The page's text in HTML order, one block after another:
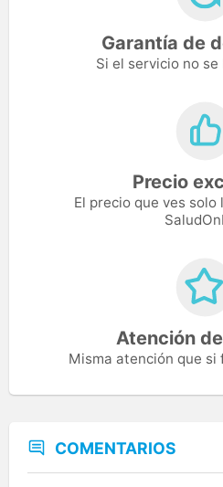
Garantía de
Si el servicio no
Precio
El precio que ves
Atención
Misma atención que si
COMENTARIOS